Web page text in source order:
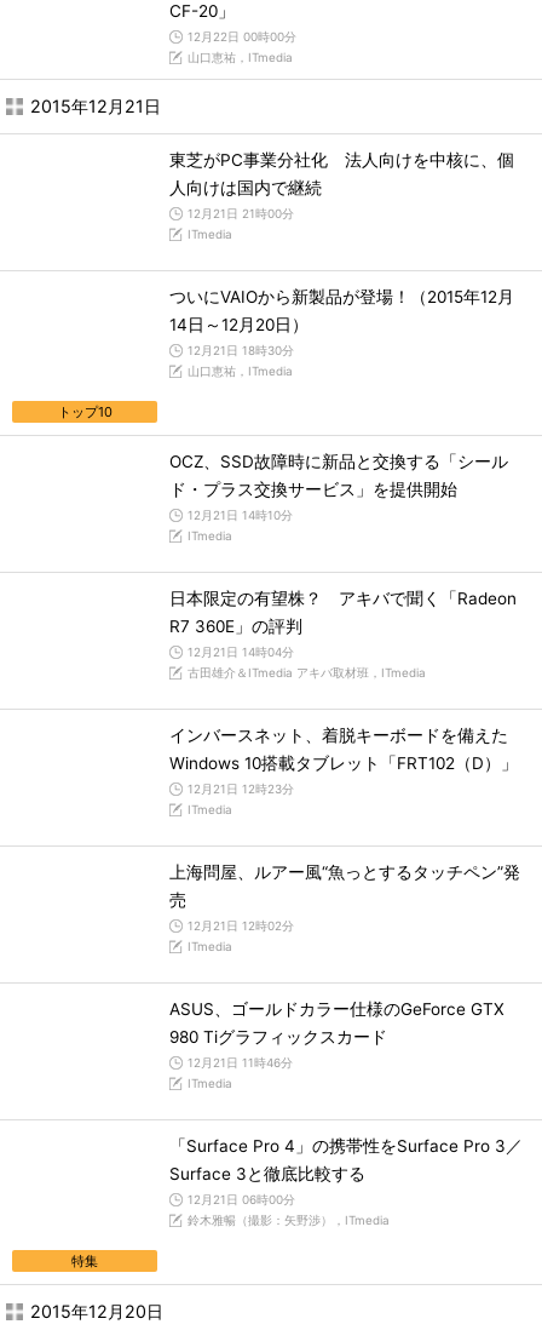
CF-20」
12月22日 00時00分
山口恵祐，ITmedia
2015年12月21日
東芝がPC事業分社化 法人向けを中核に、個
人向けは国内で継続
12月21日 21時00分
ITmedia
トップ10
ついにVAIOから新製品が登場！（2015年12月
14日～12月20日）
12月21日 18時30分
山口恵祐，ITmedia
OCZ、SSD故障時に新品と交換する「シール
ド・プラス交換サービス」を提供開始
12月21日 14時10分
ITmedia
日本限定の有望株？ アキバで聞く「Radeon
R7 360E」の評判
12月21日 14時04分
古田雄介＆ITmedia アキバ取材班，ITmedia
インバースネット、着脱キーボードを備えた
Windows 10搭載タブレット「FRT102（D）」
12月21日 12時23分
ITmedia
上海問屋、ルアー風“魚っとするタッチペン”発
売
12月21日 12時02分
ITmedia
ASUS、ゴールドカラー仕様のGeForce GTX
980 Tiグラフィックスカード
12月21日 11時46分
ITmedia
特集
「Surface Pro 4」の携帯性をSurface Pro 3／
Surface 3と徹底比較する
12月21日 06時00分
鈴木雅暢（撮影：矢野渉），ITmedia
2015年12月20日